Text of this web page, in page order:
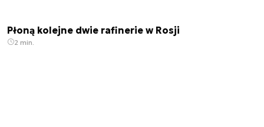
Płoną kolejne dwie rafinerie w Rosji
2 min.